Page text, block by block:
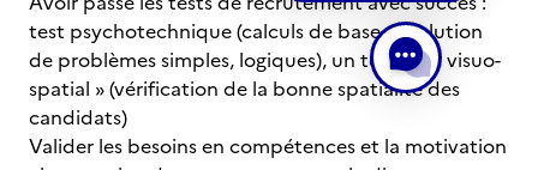
test psychotechnique (calculs de base, résolution
de problèmes simples, logiques), un test dit « visuo-
spatial » (vérification de la bonne spatialité des
candidats)
Valider les besoins en compétences et la motivation